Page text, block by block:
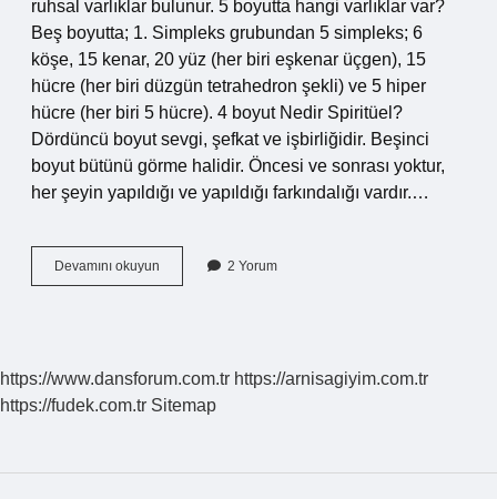
ruhsal varlıklar bulunur. 5 boyutta hangi varlıklar var?
Beş boyutta; 1. Simpleks grubundan 5 simpleks; 6
köşe, 15 kenar, 20 yüz (her biri eşkenar üçgen), 15
hücre (her biri düzgün tetrahedron şekli) ve 5 hiper
hücre (her biri 5 hücre). 4 boyut Nedir Spiritüel?
Dördüncü boyut sevgi, şefkat ve işbirliğidir. Beşinci
boyut bütünü görme halidir. Öncesi ve sonrası yoktur,
her şeyin yapıldığı ve yapıldığı farkındalığı vardır.…
Devamını okuyun
Boyut
2 Yorum
https://www.dansforum.com.tr https://arnisagiyim.com.tr
https://fudek.com.tr Sitemap